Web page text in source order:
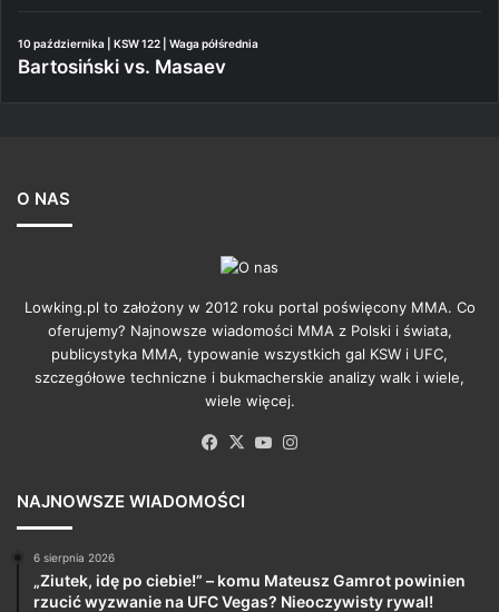
10 października | KSW 122 | Waga półśrednia
Bartosiński vs. Masaev
O NAS
Lowking.pl to założony w 2012 roku portal poświęcony MMA. Co
oferujemy? Najnowsze wiadomości MMA z Polski i świata,
publicystyka MMA, typowanie wszystkich gal KSW i UFC,
szczegółowe techniczne i bukmacherskie analizy walk i wiele,
wiele więcej.
Facebook
X YouTube
NAJNOWSZE WIADOMOŚCI
6 sierpnia 2026
„Ziutek, idę po ciebie!” – komu Mateusz Gamrot powinien
rzucić wyzwanie na UFC Vegas? Nieoczywisty rywal!